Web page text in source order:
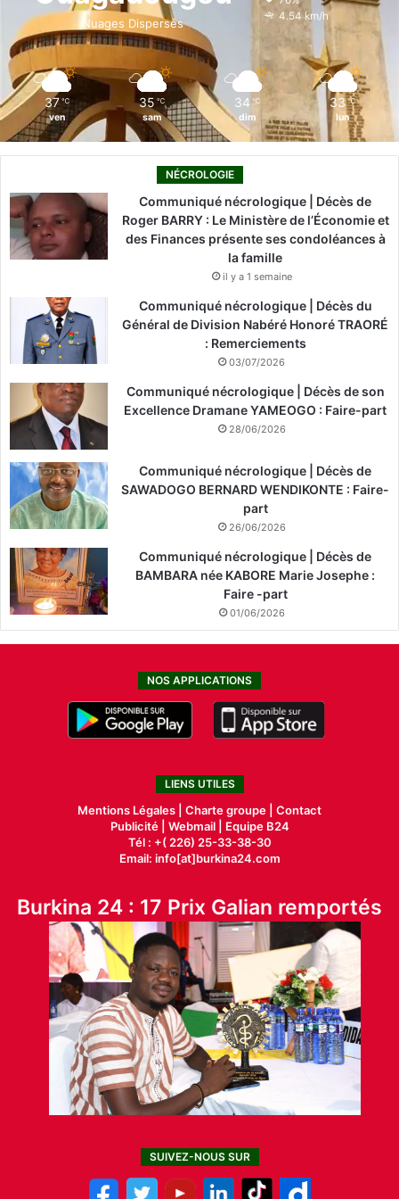
o
k
i
n
r
Nuages Dispersés
4.54 km/h
37 ℃
ven
35 ℃
sam
34 ℃
dim
33 ℃
lun
NÉCROLOGIE
Communiqué nécrologique | Décès de
Roger BARRY : Le Ministère de l’Économie et
des Finances présente ses condoléances à
la famille
il y a 1 semaine
Communiqué nécrologique | Décès du
Général de Division Nabéré Honoré TRAORÉ
: Remerciements
03/07/2026
Communiqué nécrologique | Décès de son
Excellence Dramane YAMEOGO : Faire-part
28/06/2026
Communiqué nécrologique | Décès de
SAWADOGO BERNARD WENDIKONTE : Faire-
part
26/06/2026
Communiqué nécrologique | Décès de
BAMBARA née KABORE Marie Josephe :
Faire -part
01/06/2026
NOS APPLICATIONS
LIENS UTILES
Mentions Légales | Charte groupe | Contact
Publicité| Webmail |
Equipe B24
Tél : +( 226) 25-33-38-30
Email: info[at]burkina24.com
Burkina 24 : 17 Prix Galian remportés
SUIVEZ-NOUS SUR